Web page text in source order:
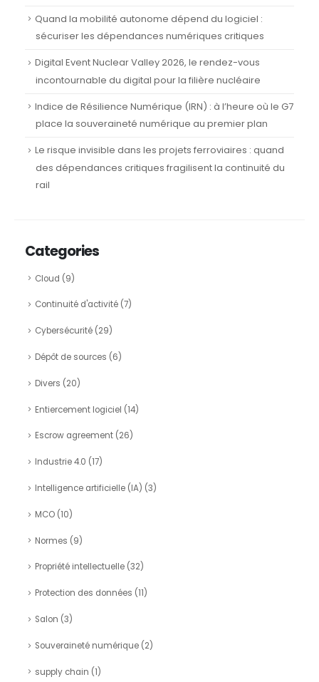
Quand la mobilité autonome dépend du logiciel :
sécuriser les dépendances numériques critiques
Digital Event Nuclear Valley 2026, le rendez-vous
incontournable du digital pour la filière nucléaire
Indice de Résilience Numérique (IRN) : à l’heure où le G7
place la souveraineté numérique au premier plan
Le risque invisible dans les projets ferroviaires : quand
des dépendances critiques fragilisent la continuité du
rail
Categories
Cloud (9)
Continuité d'activité(7)
Cybersécurité(29)
Dépôt de sources (6)
Divers (20)
Entiercement logiciel (14)
Escrow agreement(26)
Industrie 4.0 (17)
Intelligence artificielle (IA) (3)
MCO(10)
Normes (9)
Propriété intellectuelle(32)
Protection des données (11)
Salon (3)
Souveraineté numérique(2)
supply chain (1)